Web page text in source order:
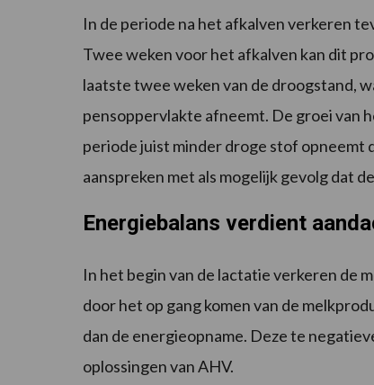
In de periode na het afkalven verkeren
Twee weken voor het afkalven kan dit
laatste twee weken van de droogstand,
pensoppervlakte afneemt. De groei van
periode juist minder droge stof opneemt
aanspreken met als mogelijk gevolg dat
Energiebalans verdient
In het begin van de lactatie verkeren de
door het op gang komen van de
dan de energieopname. Deze te
oplossingen van AHV.